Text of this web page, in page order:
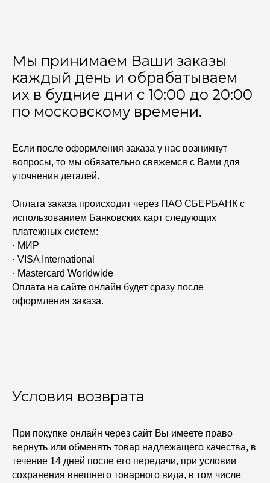
Мы принимаем Ваши заказы
каждый день и обрабатываем
их в будние дни с 10:00 до 20:00
по московскому времени.
Если после оформления заказа у нас возникнут
вопросы, то мы обязательно свяжемся с Вами для
уточнения деталей.
Оплата заказа происходит через ПАО СБЕРБАНК с
использованием Банковских карт следующих
платежных систем:
· МИР
· VISA International
· Mastercard Worldwide
Оплата на сайте онлайн будет сразу после
оформления заказа.
Условия возврата
При покупке онлайн через сайт Вы имеете право
вернуть или обменять товар надлежащего качества, в
течение 14 дней после его передачи, при условии
сохранения внешнего товарного вида, в том числе
В ПОДАРОК
УЧАСТВУЙТЕ В НАШЕЙ
СИСТЕМЕ ЛОЯЛЬНОСТИ
Сеты
Доставка и оплата
Возврат и гарантия
КАТАЛОГ
Упаковка
Сертификаты
Трансформеры
Регистрация